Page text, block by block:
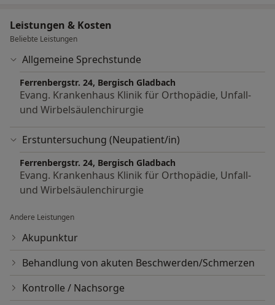
Leistungen & Kosten
Beliebte Leistungen
Allgemeine Sprechstunde
Ferrenbergstr. 24, Bergisch Gladbach
Evang. Krankenhaus Klinik für Orthopädie, Unfall-
und Wirbelsäulenchirurgie
Erstuntersuchung (Neupatient/in)
Ferrenbergstr. 24, Bergisch Gladbach
Evang. Krankenhaus Klinik für Orthopädie, Unfall-
und Wirbelsäulenchirurgie
Andere Leistungen
Akupunktur
Behandlung von akuten Beschwerden/Schmerzen
Kontrolle / Nachsorge